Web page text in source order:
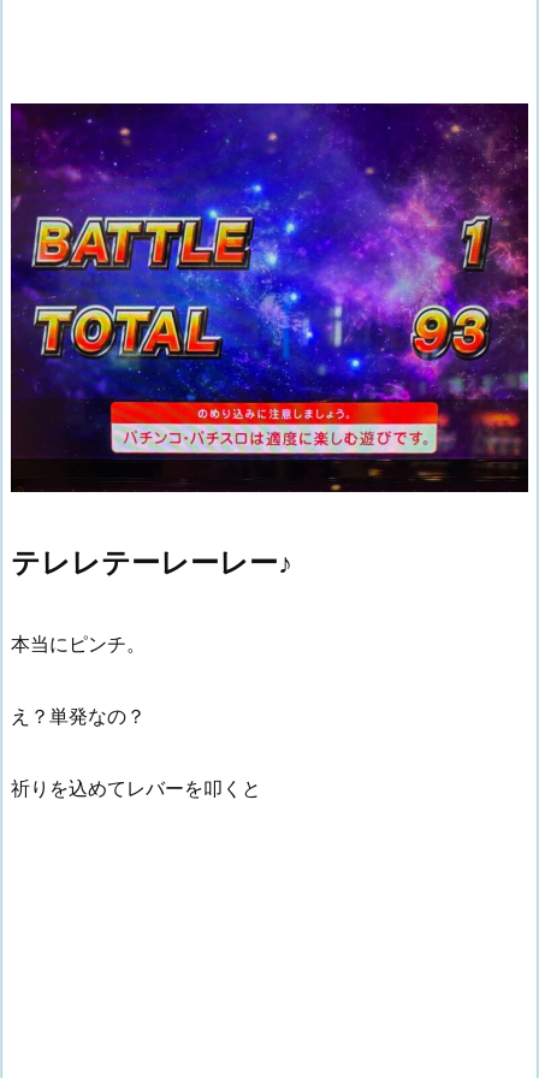
テレレテーレーレー♪
本当にピンチ。
え？単発なの？
祈りを込めてレバーを叩くと